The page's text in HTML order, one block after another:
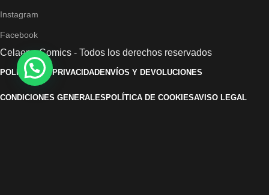
Instagram
Facebook
Celaeno Comics - Todos los derechos reservados
POLÍTICA DE PRIVACIDADENVÍOS Y DEVOLUCIONES
CONDICIONES GENERALES POLÍTICA DE COOKIESAVISO LEGAL